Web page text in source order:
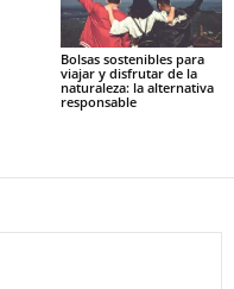
Bolsas sostenibles para
viajar y disfrutar de la
naturaleza: la alternativa
responsable